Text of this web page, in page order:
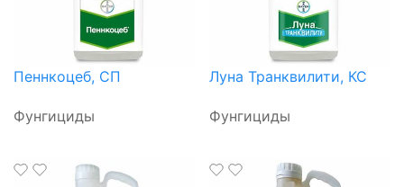
Пеннкоцеб, СП
Фунгициды
Луна Транквилити, КС
Фунгициды